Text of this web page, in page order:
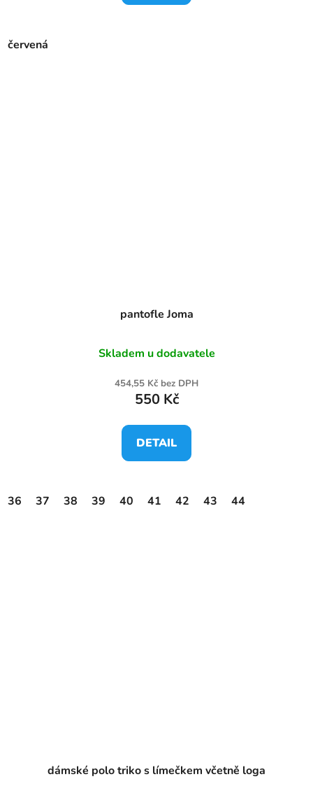
červená
pantofle Joma
Skladem u dodavatele
454,55 Kč bez DPH
550 Kč
DETAIL
36 37 38 39 40 41 42 43 44
dámské polo triko s límečkem včetně loga